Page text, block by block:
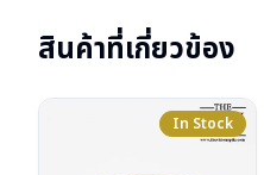
สินค้าที่เกี่ยวข้อง
In Stock